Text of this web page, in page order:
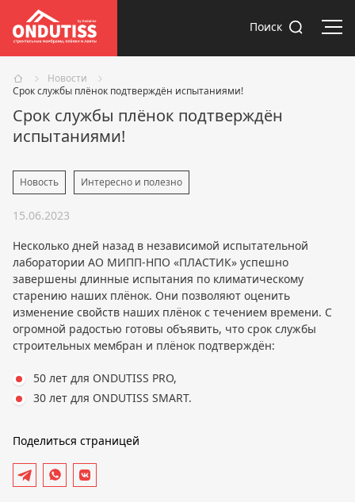
Поиск
Новости
Срок службы плёнок подтверждён испытаниями!
Срок службы плёнок подтверждён
испытаниями!
Новость Интересно и полезно
15.06.2023
Несколько дней назад в независимой испытательной
лаборатории АО МИПП-НПО «ПЛАСТИК» успешно
завершены длинные испытания по климатическому
старению наших плёнок. Они позволяют оценить
изменение свойств наших плёнок с течением времени. С
огромной радостью готовы объявить, что срок службы
строительных мембран и плёнок подтверждён:
50 лет для ONDUTISS PRO,
30 лет для ONDUTISS SMART.
Поделиться страницей